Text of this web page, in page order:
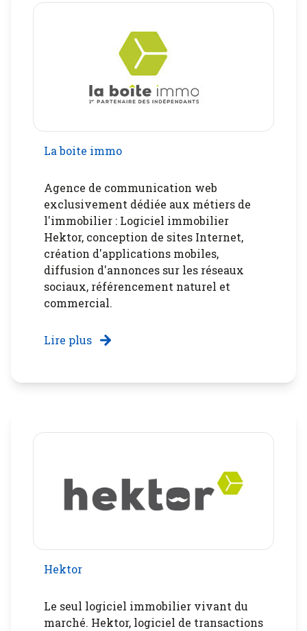
Contact
La boite immo
Agence de communication web
exclusivement dédiée aux métiers de
l'immobilier : Logiciel immobilier
Hektor, conception de sites Internet,
création d'applications mobiles,
diffusion d'annonces sur les réseaux
sociaux, référencement naturel et
commercial.
Lire plus
Hektor
Le seul logiciel immobilier vivant du
marché. Hektor, logiciel de transactions